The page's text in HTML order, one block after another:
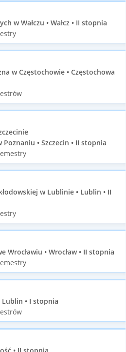
w Wałczu • Wałcz • II stopnia
w Częstochowie • Częstochowa
• Szczecin • II stopnia
w Lublinie • Lublin • II
Wrocławiu • Wrocław • II stopnia
Lublin • I stopnia